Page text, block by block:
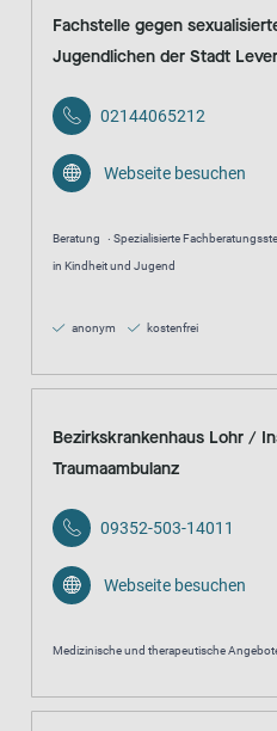
Fachstelle gegen
Jugendlichen der Stadt
02144065212
Webseite besuchen
Beratung
Spezialisierte
in Kindheit und Jugend
anonym kostenfrei
Bezirkskrankenhaus Lohr /
Traumaambulanz
09352-503-14011
Webseite besuchen
Medizinische und therapeutische